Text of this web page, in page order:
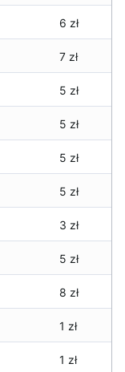
6 zł
7 zł
5 zł
5 zł
5 zł
5 zł
3 zł
5 zł
8 zł
1 zł
1 zł